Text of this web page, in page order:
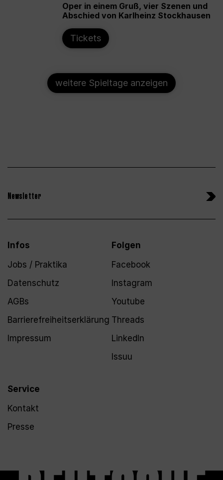
Oper in einem Gruß, vier Szenen und
Abschied von Karlheinz Stockhausen
Tickets
weitere Spieltage anzeigen
Newsletter
Infos
Jobs / Praktika
Datenschutz
AGBs
Barrierefreiheitserklärung
Impressum
Service
Kontakt
Presse
Folgen
Facebook
Instagram
Youtube
Threads
LinkedIn
Issuu